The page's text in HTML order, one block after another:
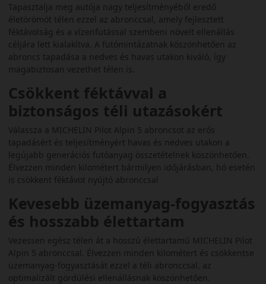
Tapasztalja meg autója nagy teljesítményéből eredő
életörömöt télen ezzel az abronccsal, amely fejlesztett
féktávolság és a vízenfutással szembeni növelt ellenállás
céljára lett kialakítva. A futómintázatnak köszönhetően az
abroncs tapadása a nedves és havas utakon kiváló, így
magabiztosan vezethet télen is.
Csökkent féktávval a
biztonságos téli utazásokért
Válassza a MICHELIN Pilot Alpin 5 abroncsot az erős
tapadásért és teljesítményért havas és nedves utakon a
legújabb generációs futóanyag összetételnek köszönhetően.
Élvezzen minden kilométert bármilyen időjárásban, hó esetén
is csökkent féktávot nyújtó abronccsal
Kevesebb üzemanyag-fogyasztás
és hosszabb élettartam
Vezessen egész télen át a hosszú élettartamú MICHELIN Pilot
Alpin 5 abronccsal. Élvezzen minden kilométert és csökkentse
üzemanyag-fogyasztását ezzel a téli abronccsal, az
optimalizált gördülési ellenállásnak köszönhetően.